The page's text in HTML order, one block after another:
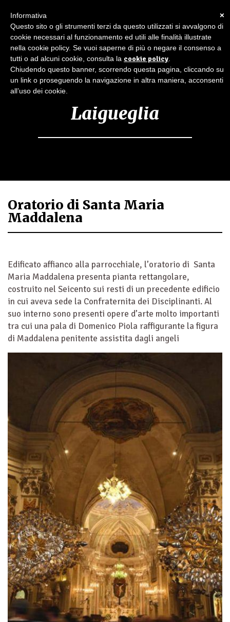
Laigueglia
Oratorio di Santa Maria
Maddalena
Edificato affianco alla parrocchiale, l’oratorio di Santa
Maria Maddalena presenta pianta rettangolare,
costruito nel Seicento sui resti di un precedente edificio
in cui aveva sede la Confraternita dei Disciplinanti. Al
suo interno sono presenti opere d’arte molto importanti
tra cui una pala di Domenico Piola raffigurante la figura
di Maddalena penitente assistita dagli angeli
×
Informativa
Questo sito o gli strumenti terzi da questo utilizzati si avvalgono di
cookie necessari al funzionamento ed utili alle finalità illustrate
nella cookie policy. Se vuoi saperne di più o negare il consenso a
tutti o ad alcuni cookie, consulta la cookie policy
Chiudendo questo banner, scorrendo questa pagina, cliccando su
un link o proseguendo la navigazione in altra maniera, acconsenti
all’uso dei cookie.